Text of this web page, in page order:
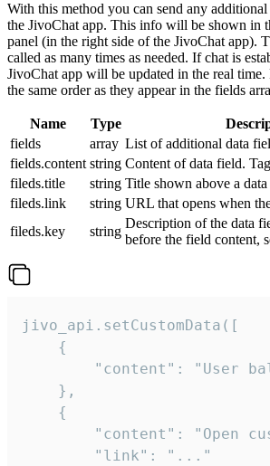
With this method you can send any
the JivoChat app. This info will be shown in
panel (in the right side of the JivoChat app).
called as many times as needed. If chat is
JivoChat app will be updated in the real time.
the same order as they appear in the fields
Name Type
fields
array List of additional data
fields.content string Content of data field.
fileds.title
string Title shown above a
fileds.link
string URL that opens when
fileds.key
string
Description of the data
before the field content,
jivo_api.setCustomData([
    {
"content": "User
    },
    {
"content": "Open
        "link": "..."